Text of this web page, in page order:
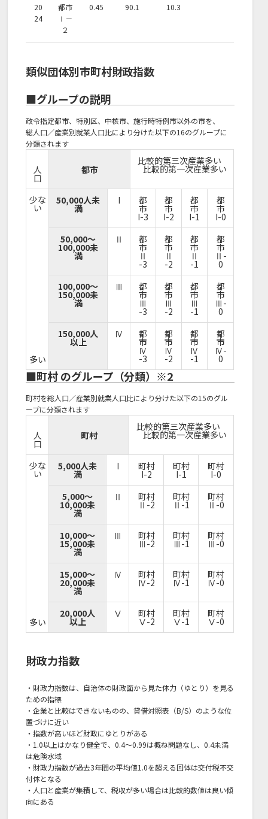
20
24
都市
Ⅰ－
２
0.45 90.1 10.3
類似団体別市町村財政指数
■グループの説明
政令指定都市、特別区、中核市、施行時特例市以外の市を、
総人口／産業別就業人口比により分けた以下の16のグループに
分類されます
人
口
都市
比較的第三次産業多い
比較的第一次産業多い
少な
い
多い
50,000人未
満
I 都
市
I-3
都
市
I-2
都
市
I-1
都
市
I-0
50,000～
100,000未
満
Ⅱ 都
市
Ⅱ
-3
都
市
Ⅱ
-2
都
市
Ⅱ
-1
都
市
Ⅱ-
0
100,000～
150,000未
満
Ⅲ 都
市
Ⅲ
-3
都
市
Ⅲ
-2
都
市
Ⅲ
-1
都
市
Ⅲ-
0
150,000人
以上
Ⅳ 都
市
Ⅳ
-3
都
市
Ⅳ
-2
都
市
Ⅳ
-1
都
市
Ⅳ-
0
■町村 のグループ（分類）※2
町村を総人口／産業別就業人口比により分けた以下の15のグル
ープに分類されます
人
口
町村
比較的第三次産業多い
比較的第一次産業多い
少な
い
多い
5,000人未
満
I 町村
I-2
町村
I-1
町村
I-0
5,000～
10,000未
満
Ⅱ 町村
Ⅱ-2
町村
Ⅱ-1
町村
Ⅱ-0
10,000～
15,000未
満
Ⅲ 町村
Ⅲ-2
町村
Ⅲ-1
町村
Ⅲ-0
15,000～
20,000未
満
Ⅳ 町村
Ⅳ-2
町村
Ⅳ-1
町村
Ⅳ-0
20,000人
以上
Ⅴ 町村
Ⅴ-2
町村
Ⅴ-1
町村
Ⅴ-0
財政力指数
・財政力指数は、自治体の財政面から見た体力（ゆとり）を見る
ための指標
・企業と比較はできないものの、貸借対照表（B/S）のような位
置づけに近い
・指数が高いほど財政にゆとりがある
・1.0以上はかなり健全で、0.4～0.99は概ね問題なし、0.4未満
は危険水域
・財政力指数が過去3年間の平均値1.0を超える回体は交付税不交
付体となる
・人口と産業が集積して、税収が多い場合は比較的数値は良い傾
向にある